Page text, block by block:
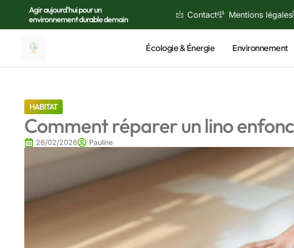
Agir aujourd'hui pour un
environnement durable demain
Contact Mentions légales
Écologie & Énergie Environnement
HABITAT
Comment réparer un lino
26/02/2026 Pauline